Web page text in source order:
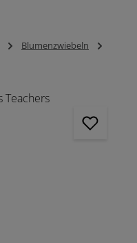
Blumenzwiebeln